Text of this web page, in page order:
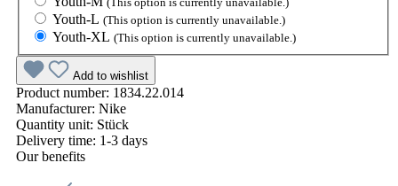
Youth-L (This option is currently unavailable.)
Youth-XL (This option is currently unavailable.)
Add to wishlist
Product number: 1834.22.014
Manufacturer: Nike
Quantity unit: Stück
Delivery time: 1-3 days
Our benefits